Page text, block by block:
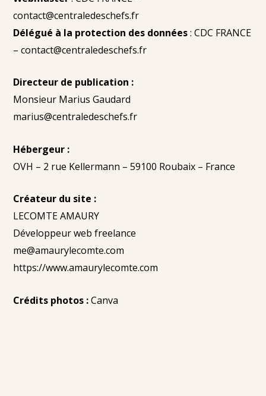
contact@centraledeschefs.fr
Délégué à la protection des données: CDC FRANCE
– contact@centraledeschefs.fr
Directeur de publication :
Monsieur Marius Gaudard
marius@centraledeschefs.fr
Hébergeur :
OVH – 2 rue Kellermann – 59100 Roubaix – France
Créateur du site :
LECOMTE AMAURY
Développeur web freelance
me@amaurylecomte.com
https://www.amaurylecomte.com
Crédits photos :Canva